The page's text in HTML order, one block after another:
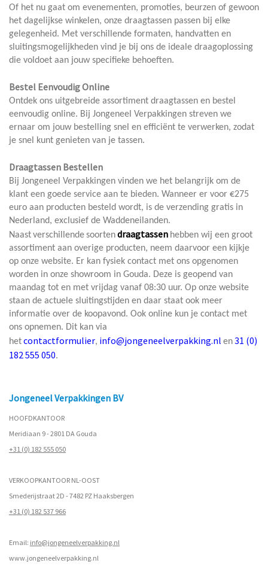
Of het nu gaat om evenementen, promoties, beurzen of gewoon
het dagelijkse winkelen, onze draagtassen passen bij elke
gelegenheid. Met verschillende formaten, handvatten en
sluitingsmogelijkheden vind je bij ons de ideale draagoplossing
die voldoet aan jouw specifieke behoeften.
Bestel Eenvoudig Online
Ontdek ons uitgebreide assortiment draagtassen en bestel
eenvoudig online. Bij Jongeneel Verpakkingen streven we
ernaar om jouw bestelling snel en efficiënt te verwerken, zodat
je snel kunt genieten van je tassen.
Draagtassen Bestellen
Bij Jongeneel Verpakkingen vinden we het belangrijk om de
klant een goede service aan te bieden. Wanneer er voor €275
euro aan producten besteld wordt, is de verzending gratis in
Nederland, exclusief de Waddeneilanden.
Naastverschillendesoortendraagtassen hebben wij een groot
assortiment aan overige producten, neem daarvoor een kijkje
op onze website. Er kan fysiek contact met ons opgenomen
worden in onze showroom in Gouda. Deze is geopend van
maandag tot en met vrijdag vanaf 08:30 uur. Op onze website
staan de actuele sluitingstijden en daar staat ook meer
informatie over de koopavond. Ook online kun je contact met
ons opnemen. Dit kan via
hetcontactformulier, info@jongeneelverpakking.nl en31 (0)
182 555 050.
Jongeneel Verpakkingen BV
HOOFDKANTOOR
Meridiaan 9 - 2801 DA Gouda
+31 (0) 182 555 050
VERKOOPKANTOOR NL-OOST
Smederijstraat 2D - 7482 PZ Haaksbergen
+31 (0) 182 537 966
Email: info@jongeneelverpakking.nl
www.jongeneelverpakking.nl